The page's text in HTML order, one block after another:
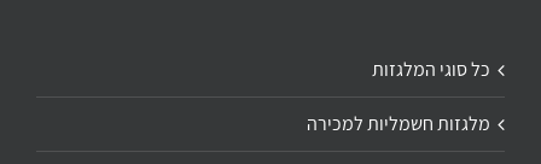
כל סוגי המלגזות
מלגזות חשמליות למכירה